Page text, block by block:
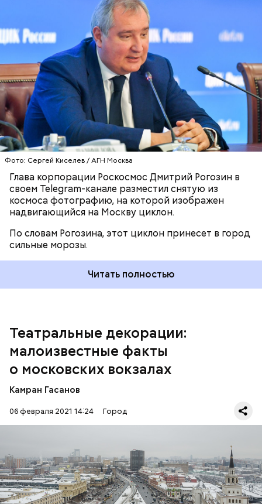
Фото: Сергей Киселев / АГН Москва
Глава корпорации Роскосмос Дмитрий Рогозин в
своем Telegram-канале разместил снятую из
космоса фотографию, на которой изображен
надвигающийся на Москву циклон.
По словам Рогозина, этот циклон принесет в город
сильные морозы.
— На снимке с нашего спутника «Метеор-М»
(аппаратура МСУ-МР) видно, что на столичный
регион надвигается арктический циклон, —
написалглава Роскосмоса.
Читать полностью
РОСКОСМОС
ДМИТРИЙ РОГОЗИН
ПОГОДА
Театральные декорации:
малоизвестные факты
о московских вокзалах
Камран Гасанов
06 февраля 2021 14:24 Город
декорация, пристройка к более раннему вокзалу
конца XIX века. Там просто сделали красивый
фасад. Если обойти вокзал с обратной стороны, то
все это видно, — говорит эксперт.
Ленинградский вокзал,открытый в 1851-м, — один
из двух первых вокзалов России наряду с
петербургским Московским вокзалом (1847 год).
Они являются братьями-близнецами.
Фото: Софья Сандурская / АГН Москва